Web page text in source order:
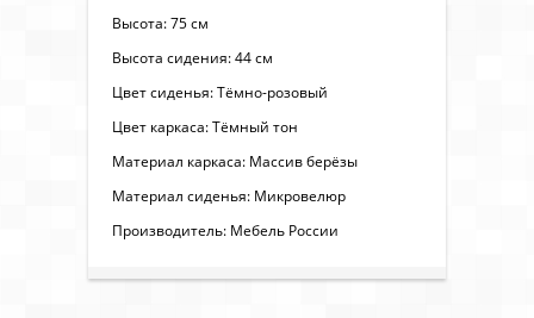
Высота: 75 см
Высота сидения: 44 см
Цвет сиденья: Тёмно-розовый
Цвет каркаса: Тёмный тон
Материал каркаса: Массив берёзы
Материал сиденья: Микровелюр
Производитель: Мебель России